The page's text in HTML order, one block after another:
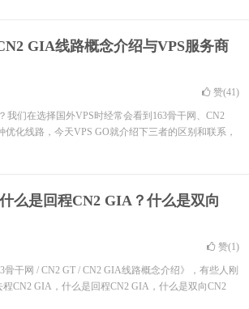
GIA线路概念介绍与VPS服务商
赞(41)
我们在选择国外VPS时经常会看到163骨干网、CN2
化线路，今天VPS GO就介绍下三者的区别和联系，
么是回程CN2 GIA？什么是双向
赞(1)
干网 / CN2 GT / CN2 GIA线路概念介绍》，有些人刚
CN2 GIA，什么是回程CN2 GIA，什么是双向CN2